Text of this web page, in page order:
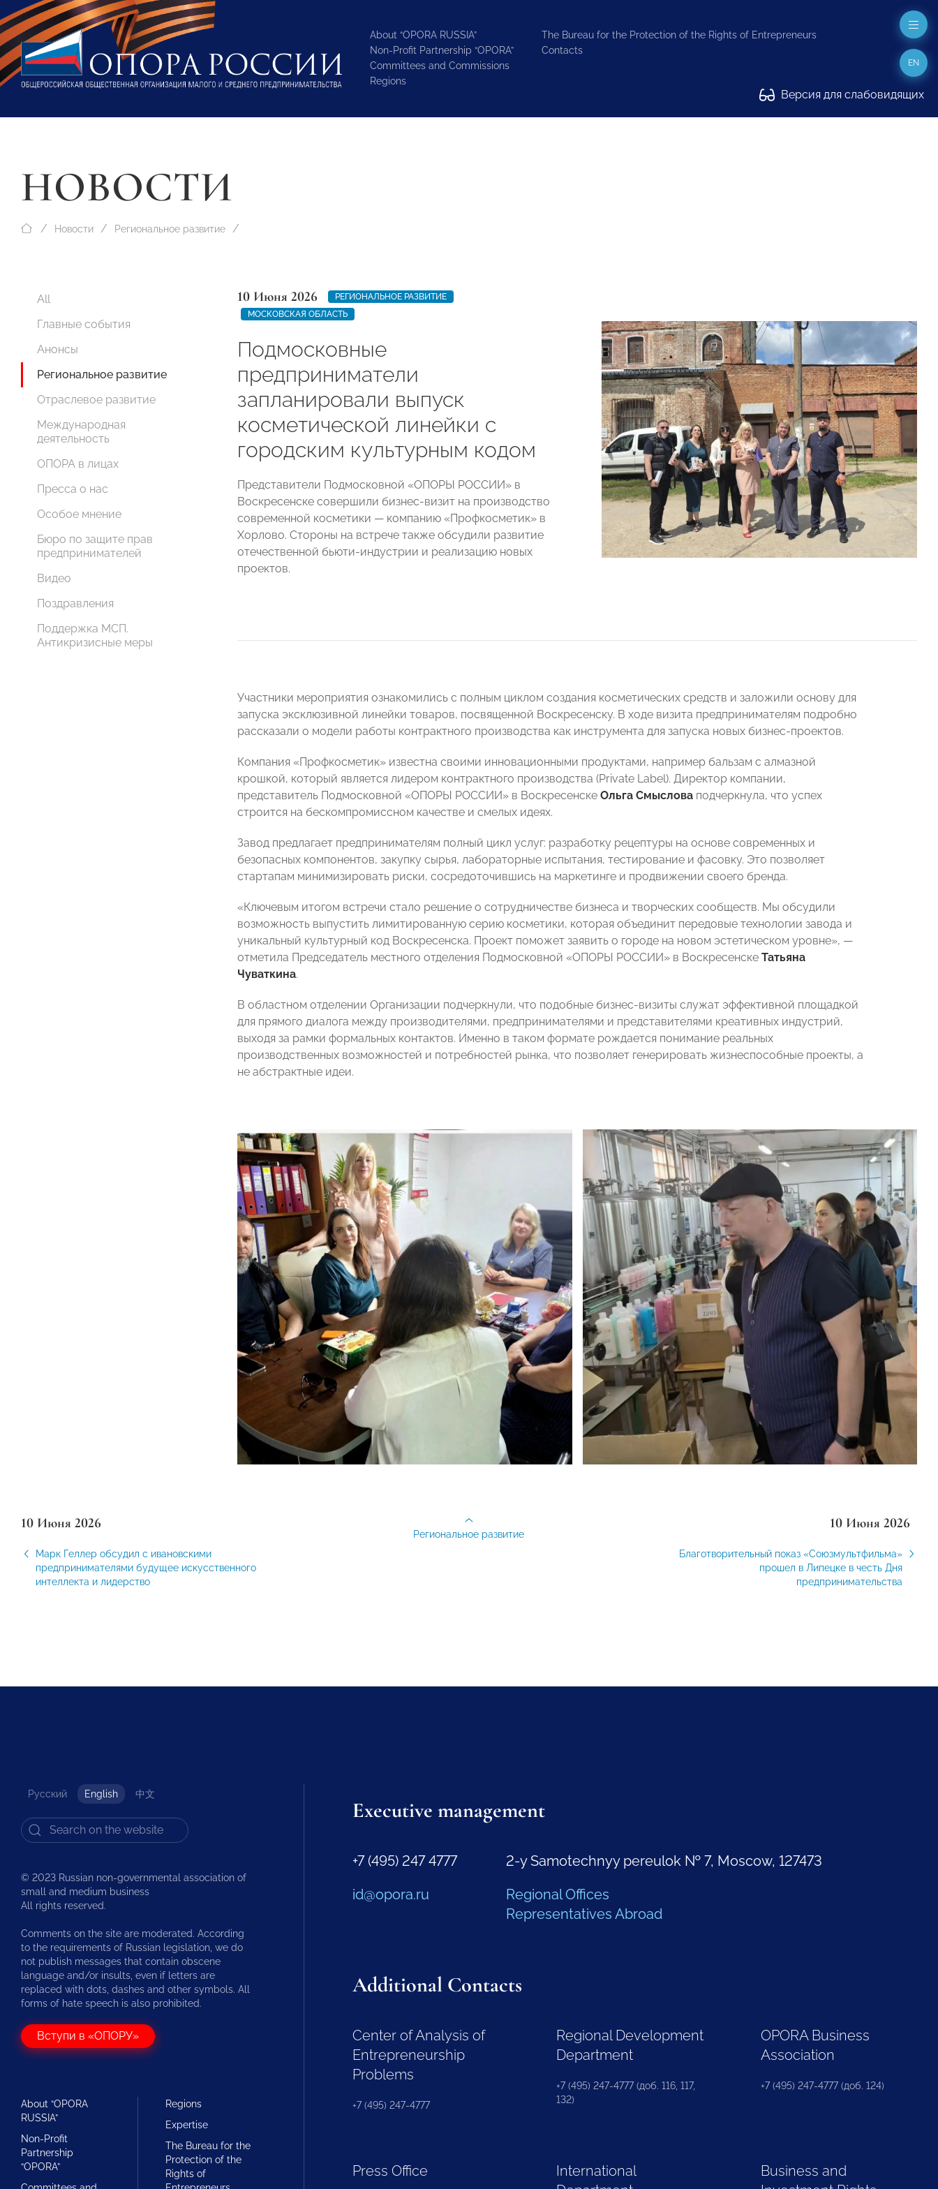
About “OPORA RUSSIA”
Non-Profit Partnership “OPORA”
Committees and Commissions
Regions
The Bureau for the Protection of the Rights of Entrepreneurs
Contacts
Версия для слабовидящих
EN
НОВОСТИ
Новости Региональное развитие
All
Главные события
Анонсы
Региональное развитие
Отраслевое развитие
Международная
деятельность
ОПОРА в лицах
Пресса о нас
Особое мнение
Бюро по защите прав
предпринимателей
Видео
Поздравления
Поддержка МСП.
Антикризисные меры
10 Июня 2026
РЕГИОНАЛЬНОЕ РАЗВИТИЕ
МОСКОВСКАЯ ОБЛАСТЬ
Подмосковные
предприниматели
запланировали выпуск
косметической линейки с
городским культурным кодом
Представители Подмосковной «ОПОРЫ РОССИИ» в
Воскресенске совершили бизнес-визит на производство
современной косметики — компанию «Профкосметик» в
Хорлово. Стороны на встрече также обсудили развитие
отечественной бьюти-индустрии и реализацию новых
проектов.
Участники мероприятия ознакомились с полным циклом создания косметических средств и заложили основу для
запуска эксклюзивной линейки товаров, посвященной Воскресенску. В ходе визита предпринимателям подробно
рассказали о модели работы контрактного производства как инструмента для запуска новых бизнес-проектов.
Компания «Профкосметик» известна своими инновационными продуктами, например бальзам с алмазной
крошкой, который является лидером контрактного производства (Private Label). Директор компании,
представитель Подмосковной «ОПОРЫ РОССИИ» в Воскресенске Ольга Смыслова подчеркнула, что успех
строится на бескомпромиссном качестве и смелых идеях.
Завод предлагает предпринимателям полный цикл услуг: разработку рецептуры на основе современных и
безопасных компонентов, закупку сырья, лабораторные испытания, тестирование и фасовку. Это позволяет
стартапам минимизировать риски, сосредоточившись на маркетинге и продвижении своего бренда.
«Ключевым итогом встречи стало решение о сотрудничестве бизнеса и творческих сообществ. Мы обсудили
возможность выпустить лимитированную серию косметики, которая объединит передовые технологии завода и
уникальный культурный код Воскресенска. Проект поможет заявить о городе на новом эстетическом уровне», —
отметила Председатель местного отделения Подмосковной «ОПОРЫ РОССИИ» в Воскресенске Татьяна
Чуваткина.
В областном отделении Организации подчеркнули, что подобные бизнес-визиты служат эффективной площадкой
для прямого диалога между производителями, предпринимателями и представителями креативных индустрий,
выходя за рамки формальных контактов. Именно в таком формате рождается понимание реальных
производственных возможностей и потребностей рынка, что позволяет генерировать жизнеспособные проекты, а
не абстрактные идеи.
10 Июня 2026
Марк Геллер обсудил с ивановскими
предпринимателями будущее искусственного
интеллекта и лидерство
10 Июня 2026
Благотворительный показ «Союзмультфильма»
прошел в Липецке в честь Дня
предпринимательства
Региональное развитие
Русский English 中文
© 2023 Russian non-governmental association of
small and medium business
All rights reserved.
Comments on the site are moderated. According
to the requirements of Russian legislation, we do
not publish messages that contain obscene
language and/or insults, even if letters are
replaced with dots, dashes and other symbols. All
forms of hate speech is also prohibited.
Вступи в «ОПОРУ»
About “OPORA
RUSSIA”
Non-Profit
Partnership
“OPORA”
Regions
Expertise
The Bureau for the
Protection of the
Rights of
Executive management
+7 (495) 247 4777
id@opora.ru
2-y Samotechnyy pereulok № 7, Moscow, 127473
Regional Offices
Representatives Abroad
Additional Contacts
Center of Analysis of
Entrepreneurship
Problems
+7 (495) 247-4777
Regional Development
Department
+7 (495) 247-4777 (доб. 116, 117,
132)
OPORA Business
Association
+7 (495) 247-4777 (доб. 124)
Press Office
International
Business and